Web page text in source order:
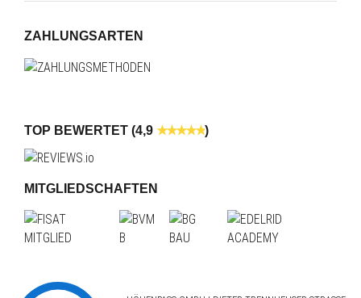
ZAHLUNGSARTEN
TOP BEWERTET (4,9 )
MITGLIEDSCHAFTEN